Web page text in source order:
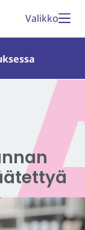
Valikko